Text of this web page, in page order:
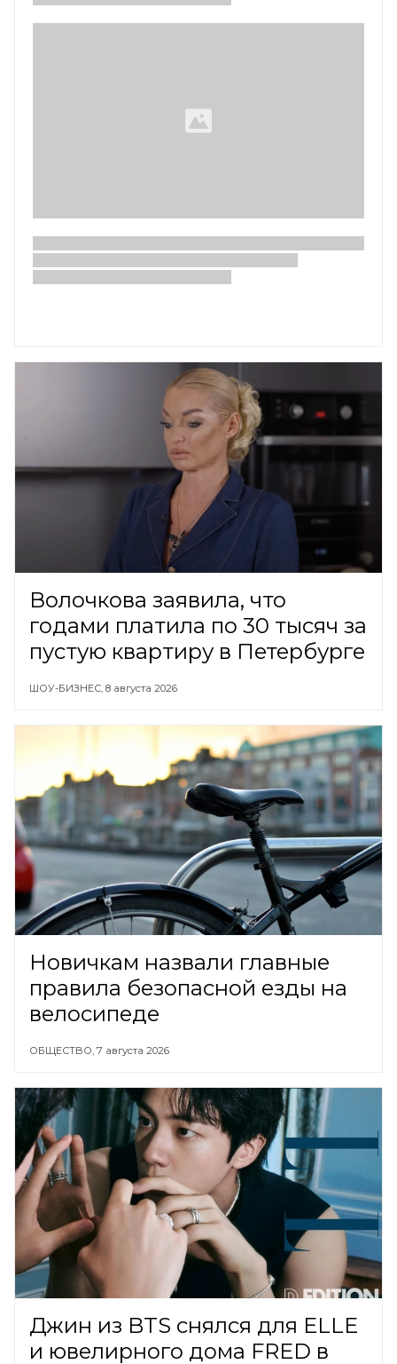
Волочкова заявила, что
годами платила по 30 тысяч за
пустую квартиру в Петербурге
ШОУ-БИЗНЕС, 8 августа 2026
Новичкам назвали главные
правила безопасной езды на
велосипеде
ОБЩЕСТВО, 7 августа 2026
Джин из BTS снялся для ELLE
и ювелирного дома FRED в